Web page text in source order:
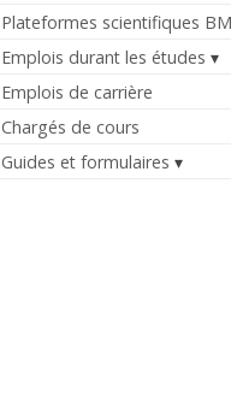
Plateformes scientifiques
Emplois durant les études
Emplois de carrière
Chargés de cours
Guides et formulaires